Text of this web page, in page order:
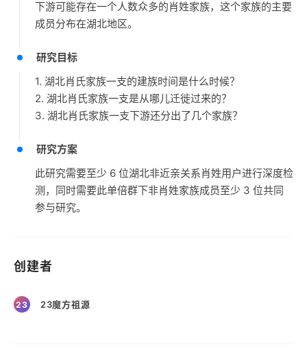
下游可能存在一个人数众多的肖姓家族，这个家族的主要
成员分布在湖北地区。
研究目标
1. 湖北肖氏家族一支的建族时间是什么时候？
2. 湖北肖氏家族一支是从哪儿迁徙过来的？
3. 湖北肖氏家族一支下游还分出了几个家族？
研究方案
此研究需要至少 6 位湖北非近亲关系肖姓用户进行深度检
测，同时需要此单倍群下非肖姓家族成员至少 3 位共同
参与研究。
创建者
23 23魔方祖源